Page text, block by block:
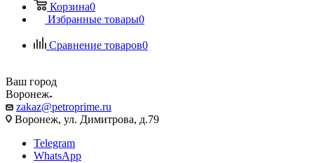
Корзина0
Избранные товары0
Сравнение товаров0
Ваш город
Воронеж
zakaz@petroprime.ru
Воронеж, ул. Димитрова, д.79
Telegram
WhatsApp